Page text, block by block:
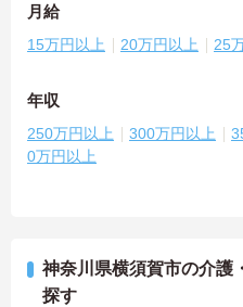
月給
15万円以上 20万円以上 25
年収
250万円以上 300万円以上
0万円以上
神奈川県横須賀市の介護
探す